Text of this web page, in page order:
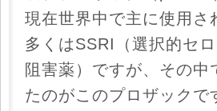
現在世界中で主に使用さ
多くはSSRI（選択的セ
阻害薬）ですが、その
たのがこのプロザックで